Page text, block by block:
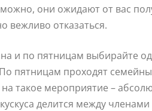
они ожидают от вас
вежливо отказаться.
и по пятницам выбирайте
пятницам проходят
такое мероприятие –
делится между